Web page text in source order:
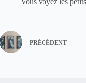
Vous voyez les
PRÉCÉDENT